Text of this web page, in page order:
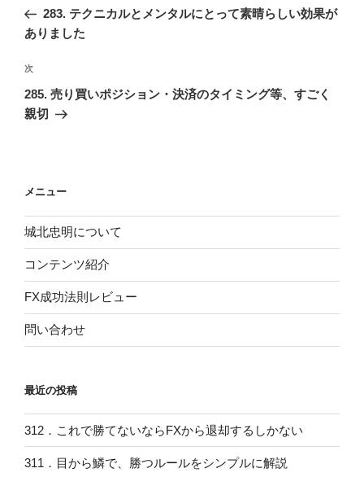
ナ
ゲ
ー
シ
の
投
283. テクニカルとメンタルにとって素晴らしい効果が
ありました
次
の
投
次
285. 売り買いポジション・決済のタイミング等、すごく
親切
メニュー
城北忠明について
コンテンツ紹介
FX成功法則レビュー
問い合わせ
最近の投稿
312．これで勝てないならFXから退却するしかない
311．目から鱗で、勝つルールをシンプルに解説